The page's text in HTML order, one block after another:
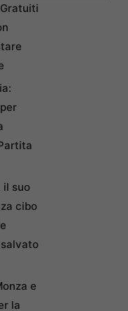
il suo
cibo
e
la